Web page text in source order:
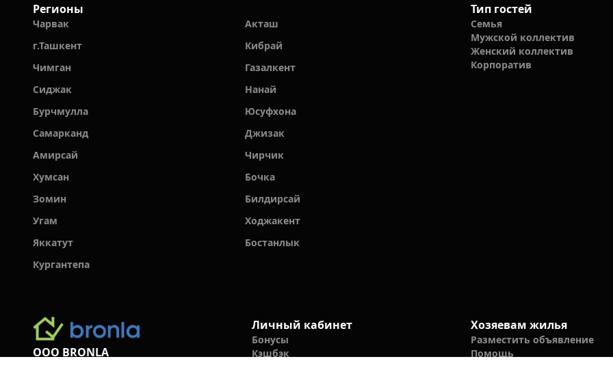
Регионы
Чарвак
Акташ
г.Ташкент
Кибрай
Чимган
Газалкент
Сиджак
Нанай
Бурчмулла
Юсуфхона
Самарканд
Джизак
Амирсай
Чирчик
Хумсан
Бочка
Зомин
Билдирсай
Угам
Ходжакент
Яккатут
Бостанлык
Кургантепа
Тип гостей
Семья
Мужской коллектив
Женский коллектив
Корпоратив
ООО BRONLA
Личный кабинет
Бонусы
Кэшбэк
Хозяевам жилья
Разместить объявление
Помощь